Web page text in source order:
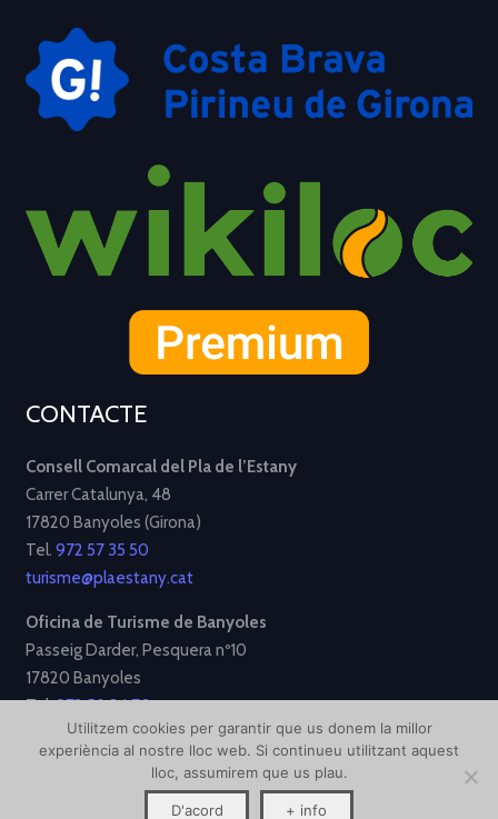
CONTACTE
Consell Comarcal del Pla de l’Estany
Carrer Catalunya, 48
17820 Banyoles (Girona)
Tel. 972 57 35 50
turisme@plaestany.cat
Oficina de Turisme de Banyoles
Passeig Darder, Pesquera nº10
17820 Banyoles
Tel.972 58 34 70
turisme@ajbanyoles.org
[Política de Privacitat][Política de Cookies]
Utilitzem cookies per garantir que us donem la millor
experiència al nostre lloc web. Si continueu utilitzant aquest
lloc, assumirem que us plau.
D'acord + info